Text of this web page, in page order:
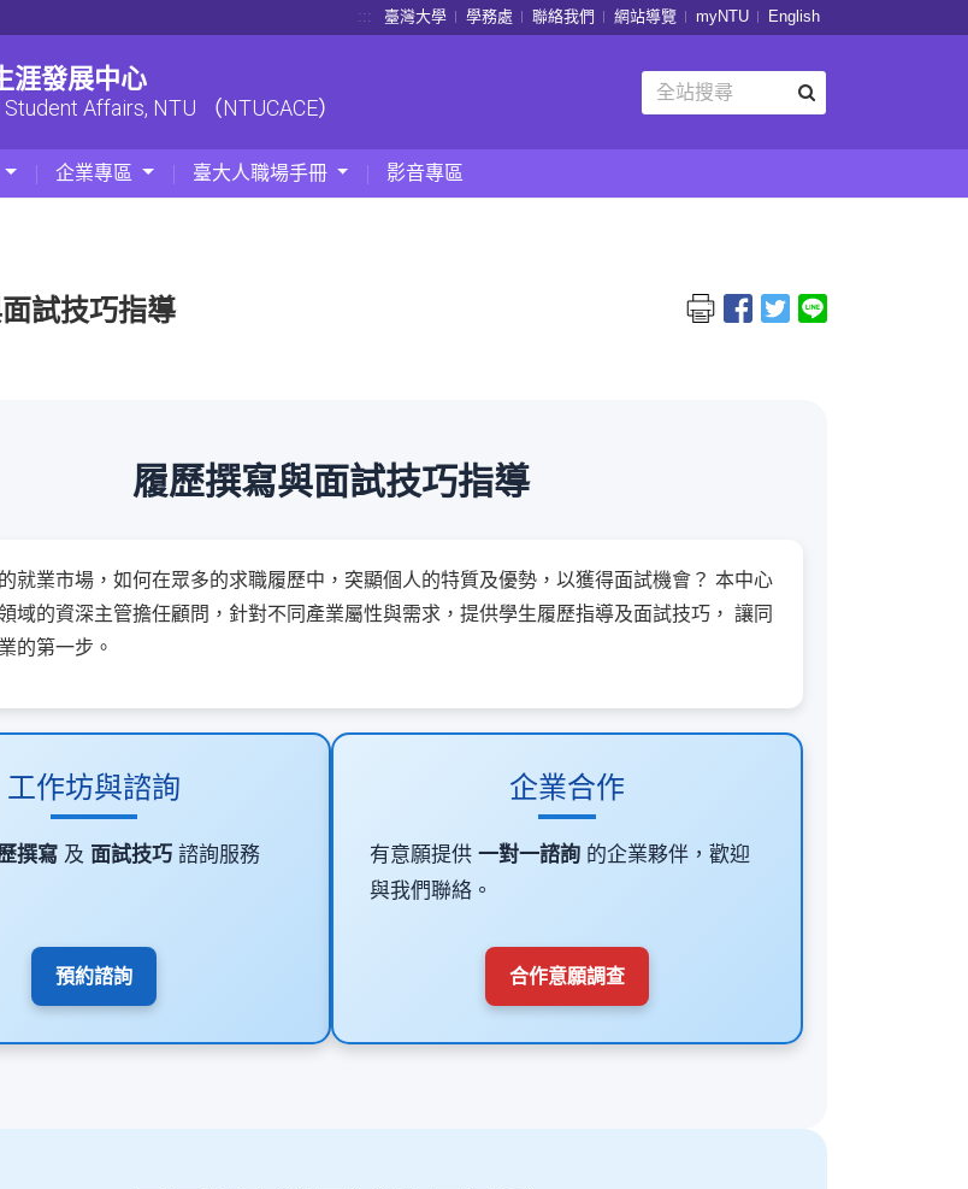
::: 臺灣大學 學務處 聯絡我們 網站導覽 myNTU English
涯發展中心
Affairs, NTU （NTUCACE）
企業專區 臺大人職場手冊 影音專區
試技巧指導
履歷撰寫與面試技巧指導
就業市場，如何在眾多的求職履歷中，突顯個人的特質及優勢，以獲得面試機會？ 本中心
域的資深主管擔任顧問，針對不同產業屬性與需求，提供學生履歷指導及面試技巧， 讓同
的第一步。
工作坊與諮詢
撰寫及 面試技巧諮詢服務
預約諮詢
企業合作
有意願提供 一對一諮詢的企業夥伴，歡迎
與我們聯絡。
合作意願調查